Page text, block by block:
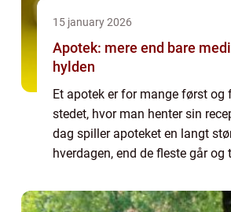
15 january 2026
Apotek: mere end bare
hylden
Et apotek er for mange først og
stedet, hvor man henter sin
dag spiller apoteket en langt
hverdagen, end de fleste går og
kan ...